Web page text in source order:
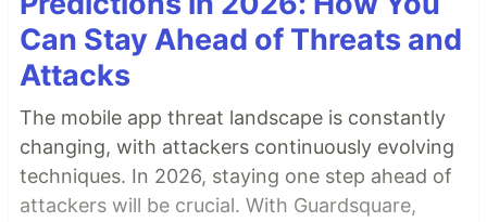
Can Stay Ahead of Threats and
Attacks
The mobile app threat landscape is constantly
changing, with attackers continuously evolving
techniques. In 2026, staying one step ahead of
attackers will be crucial. With Guardsquare,